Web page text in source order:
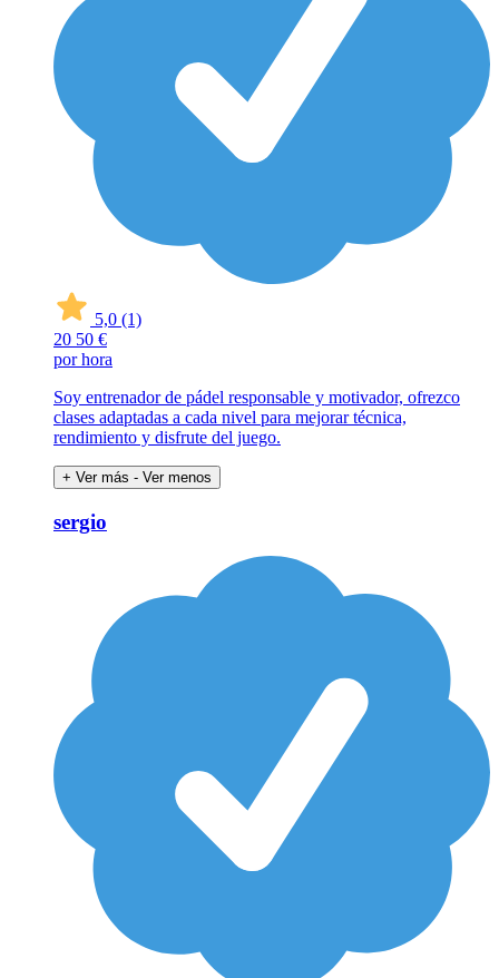
5,0 (1)
20 50 €
por hora
Soy entrenador de pádel responsable y motivador, ofrezco
clases adaptadas a cada nivel para mejorar técnica,
rendimiento y disfrute del juego.
+ Ver más - Ver menos
sergio